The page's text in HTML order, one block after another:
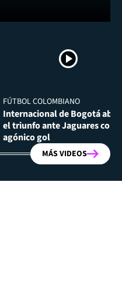
FÚTBOL COLOMBIANO
Internacional de Bogotá
el triunfo ante Jaguares con
agónico gol
MÁS VIDEOS